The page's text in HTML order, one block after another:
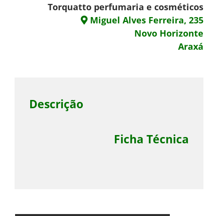
Torquatto perfumaria e cosméticos
Miguel Alves Ferreira, 235
Novo Horizonte
Araxá
Descrição
Ficha Técnica